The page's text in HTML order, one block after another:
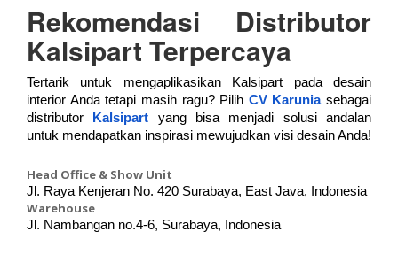
Rekomendasi Distributor
Kalsipart Terpercaya
Tertarik untuk mengaplikasikan Kalsipart pada desain
interior Anda tetapi masih ragu? Pilih CV Karuniasebagai
distributor
Kalsipart yang bisa menjadi solusi andalan
untuk mendapatkan inspirasi mewujudkan visi desain Anda!
Head Office & Show Unit
Jl. Raya Kenjeran No. 420 Surabaya, East Java, Indonesia
Warehouse
Jl. Nambangan no.4-6, Surabaya, Indonesia